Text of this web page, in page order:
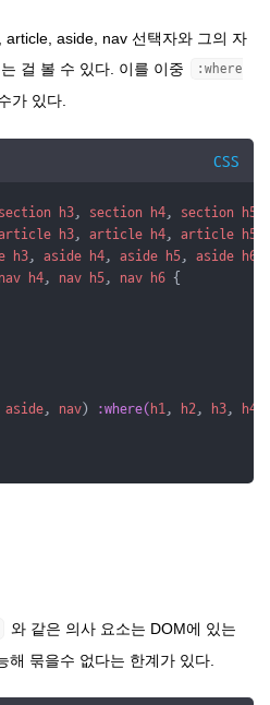
article, aside, nav 선택자와 그의 자
걸 볼 수 있다. 이를 이중
:where
가 있다.
CSS
section h3, section h4, section h5
h3, article h4, article h5
h3, aside h4, aside h5, aside h6
nav h4, nav h5, nav h6 {
aside, nav) :where( h1, h2, h3, h4
와 같은 의사 요소는 DOM에 있는
해 묶을수 없다는 한계가 있다.